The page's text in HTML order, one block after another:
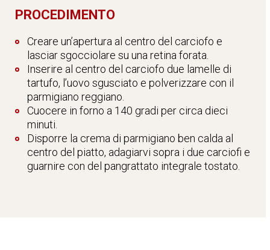
PROCEDIMENTO
Creare un’apertura al centro del carciofo e
lasciar sgocciolare su una retina forata.
Inserire al centro del carciofo due lamelle di
tartufo, l’uovo sgusciato e polverizzare con il
parmigiano reggiano.
Cuocere in forno a 140 gradi per circa dieci
minuti.
Disporre la crema di parmigiano ben calda al
centro del piatto, adagiarvi sopra i due carciofi e
guarnire con del pangrattato integrale tostato.